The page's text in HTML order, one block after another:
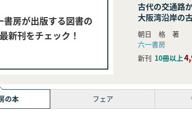
書房が出版する図書の
最新刊をチェック！
古代の交通路
大阪湾沿岸の
朝日 格 著
六一書房
新刊 10冊以上
の本 フェア